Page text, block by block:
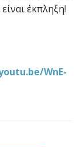
έκπληξη!
WnE-